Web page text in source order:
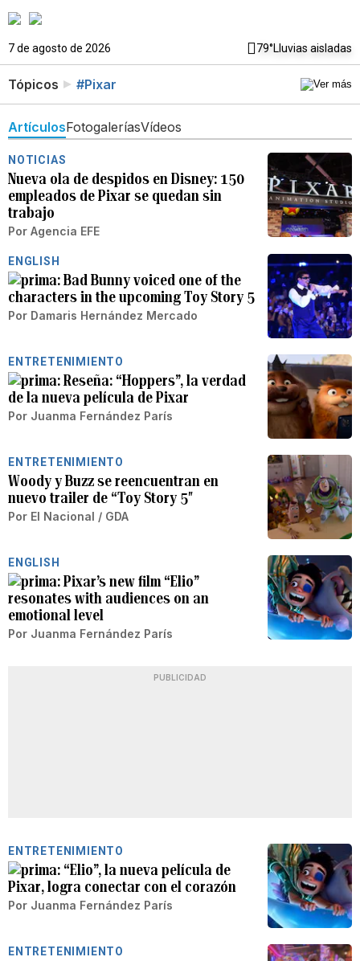
7 de agosto de 2026 79°Lluvias aisladas
Tópicos #Pixar
ArtículosFotogaleríasVídeos
NOTICIAS
Nueva ola de despidos en Disney: 150
empleados de Pixar se quedan sin
trabajo
Por Agencia EFE
ENGLISH
Bad Bunny voiced one of the
characters in the upcoming Toy Story 5
Por Damaris Hernández Mercado
ENTRETENIMIENTO
Reseña: “Hoppers”, la verdad
de la nueva película de Pixar
Por Juanma Fernández París
ENTRETENIMIENTO
Woody y Buzz se reencuentran en
nuevo trailer de “Toy Story 5″
Por El Nacional / GDA
ENGLISH
Pixar’s new film “Elio”
resonates with audiences on an
emotional level
Por Juanma Fernández París
PUBLICIDAD
ENTRETENIMIENTO
“Elio”, la nueva película de
Pixar, logra conectar con el corazón
Por Juanma Fernández París
ENTRETENIMIENTO